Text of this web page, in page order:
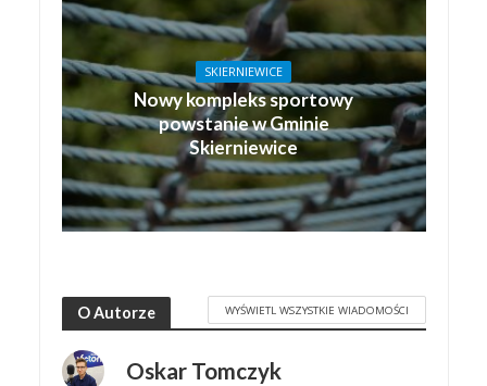
SKIERNIEWICE
Nowy kompleks sportowy
powstanie w Gminie
Skierniewice
O Autorze WYŚWIETL WSZYSTKIE WIADOMOŚCI
Oskar Tomczyk